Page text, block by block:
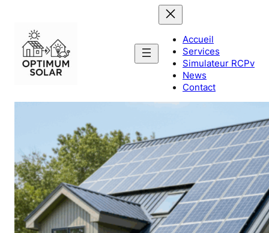
Accueil
Services
Simulateur RCPv
News
Contact